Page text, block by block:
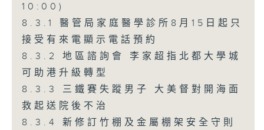
10:00)
8.3.1 醫管局家庭醫學診所8月15日起只
接受有來電顯示電話預約
8.3.2 地區諮詢會 李家超指北都大學城
可助港升級轉型
8.3.3 三鐵賽失蹤男子 大美督對開海面
救起送院後不治
8.3.4 新修訂竹棚及金屬棚架安全守則